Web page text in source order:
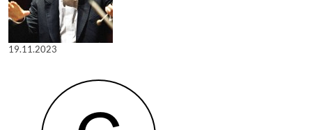
19.11.2023